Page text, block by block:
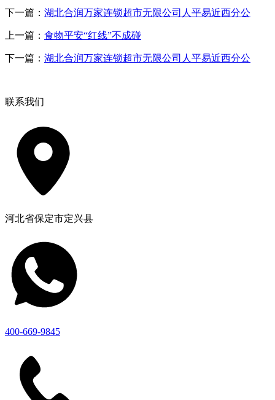
下一篇： 湖北合润万家连锁超市无限公司人平易近西分公
上一篇： 食物平安“红线”不成碰
下一篇： 湖北合润万家连锁超市无限公司人平易近西分公
联系我们
河北省保定市定兴县
400-669-9845